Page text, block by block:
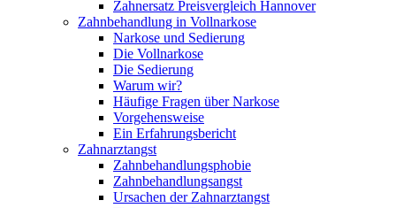
Zahnersatz Preisvergleich Hannover
Zahnbehandlung in Vollnarkose
Narkose und Sedierung
Die Vollnarkose
Die Sedierung
Warum wir?
Häufige Fragen über Narkose
Vorgehensweise
Ein Erfahrungsbericht
Zahnarztangst
Zahnbehandlungsphobie
Zahnbehandlungsangst
Ursachen der Zahnarztangst